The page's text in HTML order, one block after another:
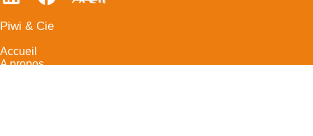
Piwi & Cie
Accueil
A propos